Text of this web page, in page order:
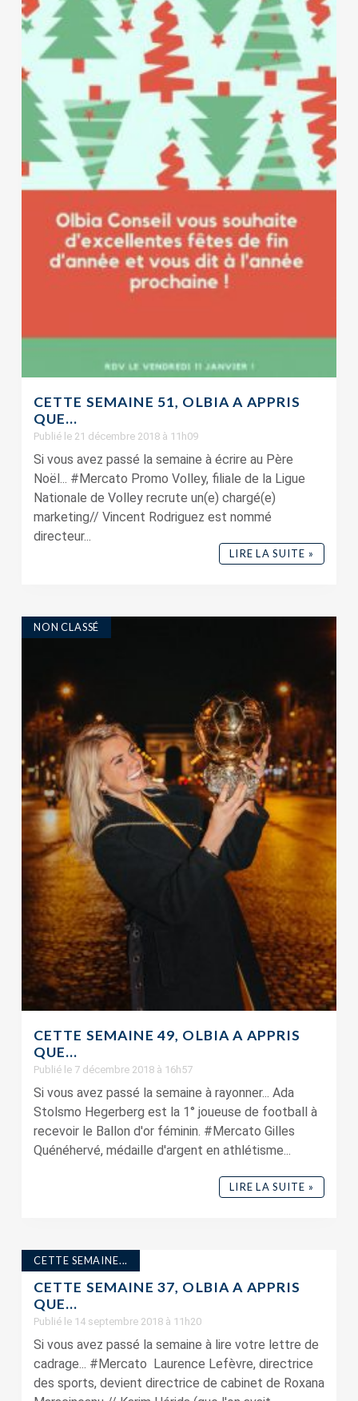
CETTE SEMAINE 51, OLBIA A APPRIS
QUE…
Publié le 21 décembre 2018 à 11h09
Si vous avez passé la semaine à écrire au Père
Noël... #Mercato Promo Volley, filiale de la Ligue
Nationale de Volley recrute un(e) chargé(e)
marketing// Vincent Rodriguez est nommé
directeur...
LIRE LA SUITE »
NON CLASSÉ
CETTE SEMAINE 49, OLBIA A APPRIS
QUE…
Publié le 7 décembre 2018 à 16h57
Si vous avez passé la semaine à rayonner... Ada
Stolsmo Hegerberg est la 1° joueuse de football à
recevoir le Ballon d'or féminin. #Mercato Gilles
Quénéhervé, médaille d'argent en athlétisme...
LIRE LA SUITE »
CETTE SEMAINE...
CETTE SEMAINE 37, OLBIA A APPRIS
QUE…
Publié le 14 septembre 2018 à 11h20
Si vous avez passé la semaine à lire votre lettre de
cadrage... #Mercato Laurence Lefèvre, directrice
des sports, devient directrice de cabinet de Roxana